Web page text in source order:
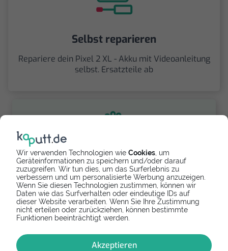
Wir verwenden Technologien wie Cookies , um
Geräteinformationen zu speichern und/oder darauf
zuzugreifen. Wir tun dies, um das Surferlebnis zu
verbessern und um personalisierte Werbung anzuzeigen.
Wenn Sie diesen Technologien zustimmen, können wir
Daten wie das Surfverhalten oder eindeutige IDs auf
dieser Website verarbeiten. Wenn Sie Ihre Zustimmung
nicht erteilen oder zurückziehen, können bestimmte
Funktionen beeinträchtigt werden.
Akzeptieren
Selbst reparieren
Repariere dein Pixel 2 XL - Akku mit Videoanleitung
selbst. Ersatzteile ab
Spenden
Spende Dein Gerät über
handysfuerdieumwelt.de
für einen guten Zweck.